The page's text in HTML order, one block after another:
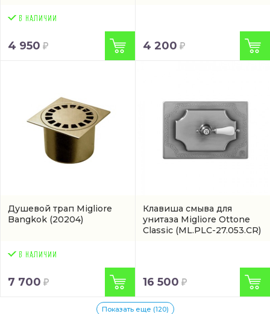
4 950 4 200
Душевой трап Migliore
Bangkok (20204)
7 700
Клавиша смыва для
унитаза Migliore Ottone
Classic (ML.PLC-27.053.CR)
16 500
Показать еще (120)